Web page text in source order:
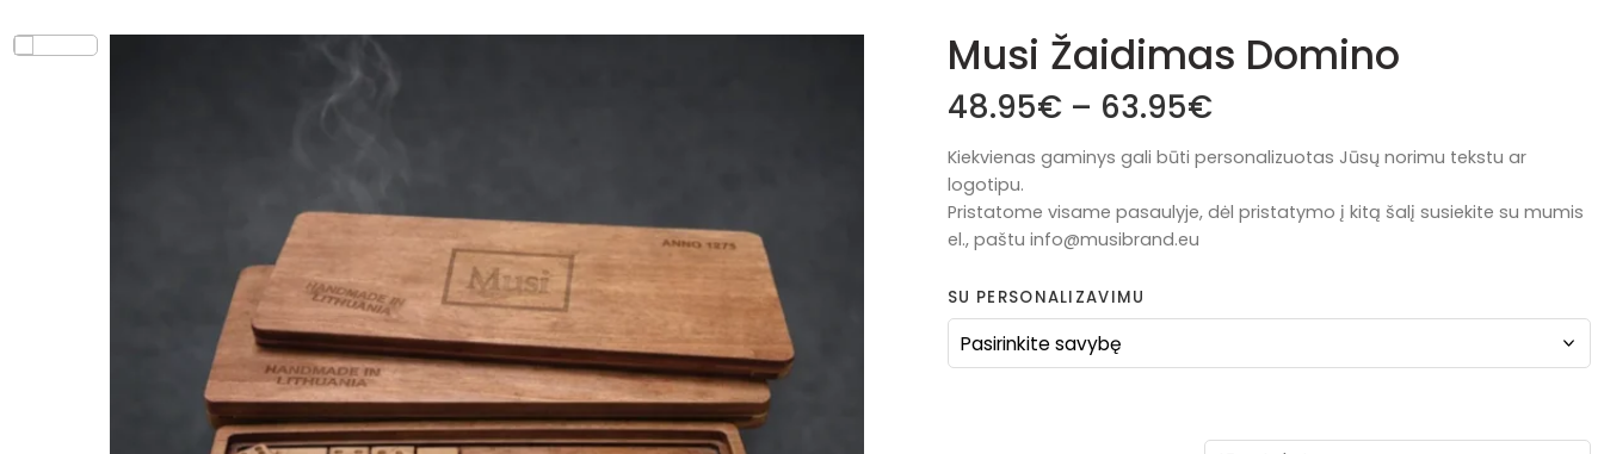
Musi Žaidimas Domino
48.95€ – 63.95€
Kiekvienas gaminys gali būti personalizuotas Jūsų norimu tekstu ar
logotipu.
Pristatome visame pasaulyje, dėl pristatymo į kitą šalį susiekite su mumis
el., paštu info@musibrand.eu
SU PERSONALIZAVIMU